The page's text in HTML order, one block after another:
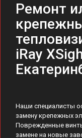
Ремонт
iRay
Наши специалисты
замену крепежных
Поврежденные
замене на новые